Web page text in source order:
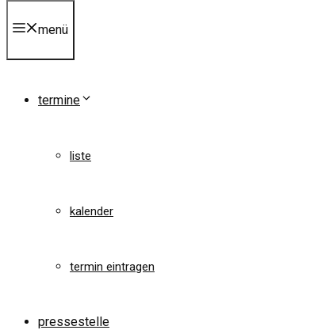
menü
termine
liste
kalender
termin eintragen
pressestelle